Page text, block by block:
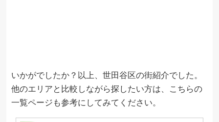
いかがでしたか？以上、世田谷区の街紹介でした。
他のエリアと比較しながら探したい方は、こちらの
一覧ページも参考にしてみてください。